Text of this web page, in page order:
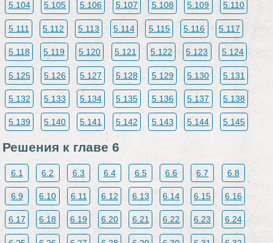
5.104 5.105 5.106 5.107 5.108 5.109 5.110
5.111 5.112 5.113 5.114 5.115 5.116 5.117
5.118 5.119 5.120 5.121 5.122 5.123 5.124
5.125 5.126 5.127 5.128 5.129 5.130 5.131
5.132 5.133 5.134 5.135 5.136 5.137 5.138
5.139 5.140 5.141 5.142 5.143 5.144 5.145
Решения к главе 6
6.1 6.2 6.3 6.4 6.5 6.6 6.7 6.8
6.9 6.10 6.11 6.12 6.13 6.14 6.15 6.16
6.17 6.18 6.19 6.20 6.21 6.22 6.23 6.24